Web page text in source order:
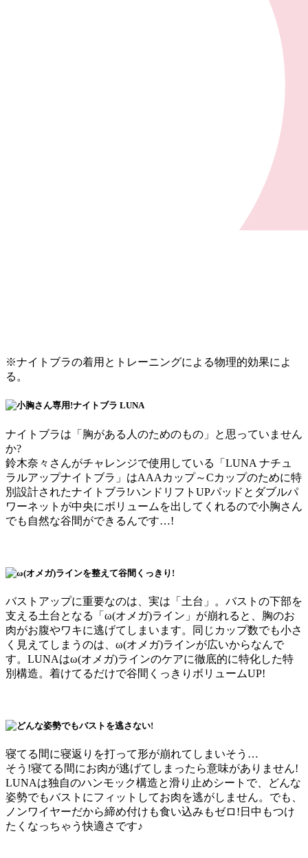
※ナイトブラの着用とトレーニングによる物理的効果によ
る。
ナイトブラは「胸がある人のためのもの」と思っていません
か?
鈴木奈々さんがチャレンジで使用している「LUNA ナチュ
ラルアップナイトブラ」はAAAカップ～Cカップのために特
別設計されたナイトブラ!ハンドリフトUPパッドとダブルパ
ワーネットが中央にボリュームを出してくれるので小胸さん
でも自然な谷間ができるんです…!
バストアップに重要なのは、実は「土台」。バストの下部を
支える土台となる「ω(オメガ)ライン」が崩れると、胸のお
肉がお腹やワキに逃げてしまいます。同じカップ数でも小さ
く見えてしまうのは、ω(オメガ)ラインが広いからなんで
す。LUNAはω(オメガ)ラインのケアに徹底的に特化した特
別構造。着けてるだけで谷間くっきりボリュームUP!
寝てる間に寝返りを打って形が崩れてしまいそう…
そう!寝てる間にお肉が逃げてしまったら意味がありません!
LUNAは独自のハンモック構造と滑り止めシートで、どんな
姿勢でもバストにフィットしてお肉を逃がしません。でも、
ノンワイヤーだから締め付けも食い込みもゼロ!日中もつけ
たくなっちゃう快適さです♪